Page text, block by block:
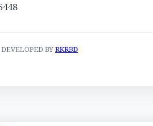
DEVELOPED BYRKRBD